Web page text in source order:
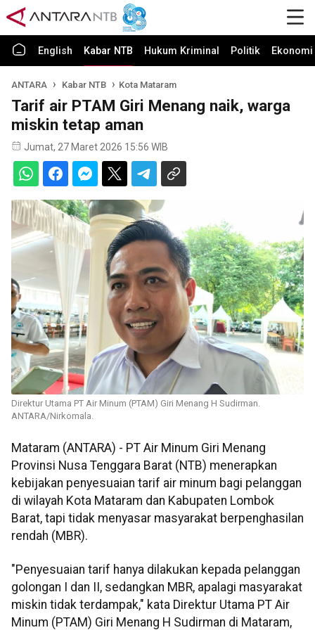
English Kabar NTB Hukum Kriminal Politik
ANTARA Kabar NTB Kota Mataram
Tarif air PTAM Giri Menang naik, warga
miskin tetap aman
Jumat, 27 Maret 2026 15:56 WIB
Direktur Utama PT Air Minum (PTAM) Giri Menang H Sudirman.
ANTARA/Nirkomala.
Mataram (ANTARA) - PT Air Minum Giri Menang
Provinsi Nusa Tenggara Barat (NTB) menerapkan
kebijakan penyesuaian tarif air minum bagi pelanggan
di wilayah Kota Mataram dan Kabupaten Lombok
Barat, tapi tidak menyasar masyarakat berpenghasilan
rendah (MBR).
"Penyesuaian tarif hanya dilakukan kepada pelanggan
golongan I dan II, sedangkan MBR, apalagi masyarakat
miskin tidak terdampak," kata Direktur Utama PT Air
Minum (PTAM) Giri Menang H Sudirman di Mataram,